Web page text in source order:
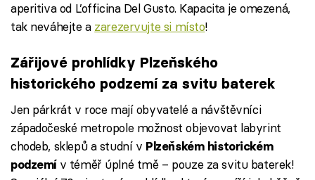
aperitiva od L’officina Del Gusto. Kapacita je omezená,
tak neváhejte a zarezervujte si místo!
Zářijové prohlídky Plzeňského
historického podzemí za svitu baterek
Jen párkrát v roce mají obyvatelé a návštěvníci
západočeské metropole možnost objevovat labyrint
chodeb, sklepů a studní v Plzeňském historickém
podzemív téměř úplné tmě – pouze za svitu baterek!